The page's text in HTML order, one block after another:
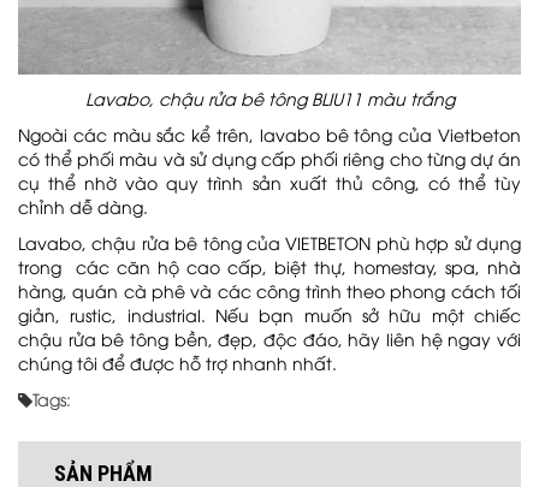
Lavabo, chậu rửa bê tông BLIU11 màu trắng
Ngoài các màu sắc kể trên, lavabo bê tông của Vietbeton
có thể phối màu và sử dụng cấp phối riêng cho từng dự án
cụ thể nhờ vào quy trình sản xuất thủ công, có thể tùy
chỉnh dễ dàng.
Lavabo, chậu rửa bê tông của VIETBETON phù hợp sử dụng
trong các căn hộ cao cấp, biệt thự, homestay, spa, nhà
hàng, quán cà phê và các công trình theo phong cách tối
giản, rustic, industrial. Nếu bạn muốn sở hữu một chiếc
chậu rửa bê tông bền, đẹp, độc đáo, hãy liên hệ ngay với
chúng tôi để được hỗ trợ nhanh nhất.
Tags:
SẢN PHẨM